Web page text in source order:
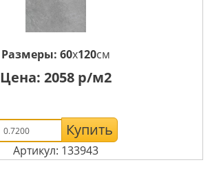
Размеры: 60x120см
Цена: 2058 р/м2
Купить
Артикул: 133943